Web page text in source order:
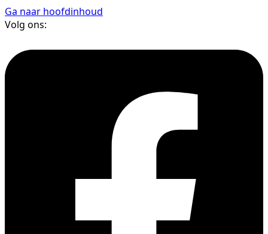
Ga naar hoofdinhoud
Volg ons: